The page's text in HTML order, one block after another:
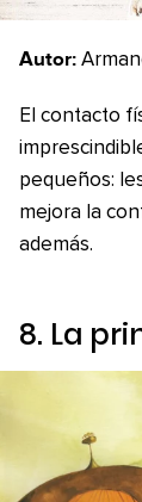
Autor:
El contacto
pequeños:
mejora la
además.
8. La